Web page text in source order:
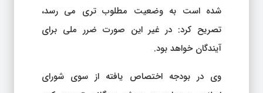
شده است به وضعیت مطلوب تری می رسد،
تصریح کرد: در غیر این صورت ضرر ملی برای
آیندگان خواهد بود.
وی در بودجه اختصاص یافته از سوی شورای